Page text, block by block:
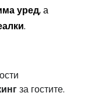
уред, а
.
за гостите.